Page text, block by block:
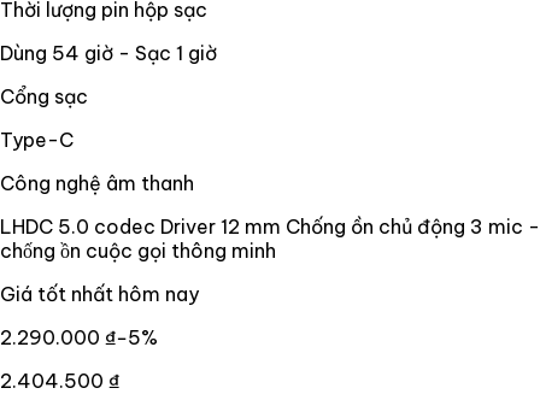
Thời lượng pin hộp sạc
Dùng 54 giờ - Sạc 1 giờ
Cổng sạc
Type-C
Công nghệ âm thanh
LHDC 5.0 codec Driver 12 mm Chống ồn chủ động 3 mic -
chống ồn cuộc gọi thông minh
Giá tốt nhất hôm nay
2.290.000 ₫−5%
2.404.500 ₫